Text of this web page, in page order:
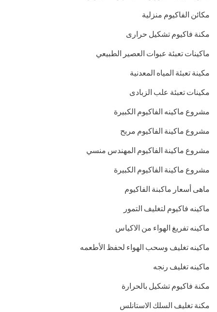
مكائن الفاكيوم منزلية
مكنة فاكيوم تشكيل حرارى
ماكينات تعبئة عبوات العصير الطبيعي
مكينة تعبئة المياه المعدنية
مكينات تعبئة علب الزبادى
مشروع ماكينه الفاكيوم الكبيرة
مشروع ماكينة الفاكيوم مربح
مشروع ماكينة الفاكيوم المهندس منسي
مشروع ماكينة الفاكيوم الكبيرة
ماهى أسعار ماكبنة الفاكيوم
ماكينه فاكيوم لتغليف التمور
ماكينه تفريغ الهواء من الاكياس
ماكينه تغليف وسحب الهواء لحفظ الأطعمه
ماكينه تغليف رنجه
مكنة فاكيوم تشكيل بالحرارة
مكنة تغليف السلك الاستانلس